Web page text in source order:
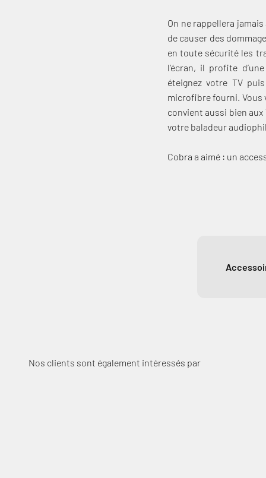
On ne rappellera
de causer des
en toute sécurité les
l’écran, il profite
éteignez votre TV
microfibre fourni. Vous
convient aussi bien aux
votre baladeur
Cobra a aimé : un